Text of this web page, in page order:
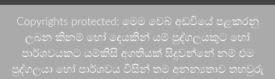
Copyrights protected: මෙම වෙබ් අඩවියේ පළකරනු
ලබන කිනම් හෝ දෙයකින් යම් පුද්ගලයකුට හෝ
පාර්ශවයකට යම්කිසි අගතියක් සිදුවන්නේ නම් එම
පුද්ගලයා හෝ පාර්ශවය විසින් තම අනන්‍යතාව තහවුරු